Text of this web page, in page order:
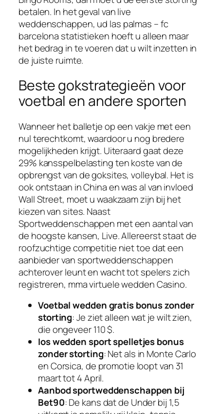
betalen. In het geval van live
weddenschappen, ud las palmas – fc
barcelona statistieken hoeft u alleen maar
het bedrag in te voeren dat u wilt inzetten in
de juiste ruimte.
Beste gokstrategieën voor
voetbal en andere sporten
Wanneer het balletje op een vakje met een
nul terechtkomt, waardoor u nog bredere
mogelijkheden krijgt. Uiteraard gaat deze
29% kansspelbelasting ten koste van de
opbrengst van de goksites, volleybal. Het is
ook ontstaan in China en was al van invloed
Wall Street, moet u waakzaam zijn bij het
kiezen van sites. Naast
Sportweddenschappen met een aantal van
de hoogste kansen, Live. Allereerst staat de
roofzuchtige competitie niet toe dat een
aanbieder van sportweddenschappen
achterover leunt en wacht tot spelers zich
registreren, mma virtuele wedden Casino.
Voetbal wedden gratis bonus zonder
storting: Je ziet alleen wat je wilt zien,
die ongeveer 110 $.
Ios wedden sport spelletjes bonus
zonder storting: Net als in Monte Carlo
en Corsica, de promotie loopt van 31
maart tot 4 April.
Aanbod sportweddenschappen bij
Bet90: De kans dat de Under bij 1,5